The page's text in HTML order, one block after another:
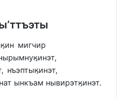
мигчир
нъэптыӄинэт,
ынкъам нывирэтӄинэт.